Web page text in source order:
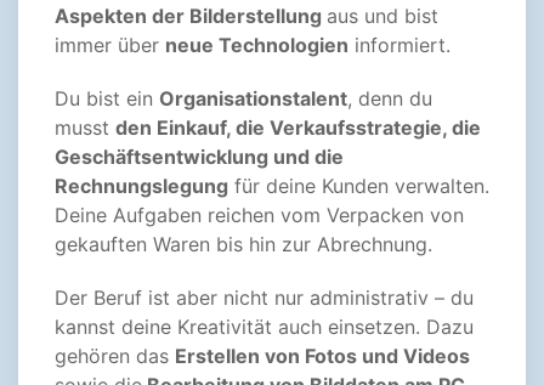
Aspekten der Bilderstellung aus und bist
immer über neue Technologien informiert.
Du bist ein Organisationstalent, denn du
musst den Einkauf, die Verkaufsstrategie, die
Geschäftsentwicklung und die
Rechnungslegung für deine Kunden verwalten.
Deine Aufgaben reichen vom Verpacken von
gekauften Waren bis hin zur Abrechnung.
Der Beruf ist aber nicht nur administrativ – du
kannst deine Kreativität auch einsetzen. Dazu
gehören das Erstellen von Fotos und Videos